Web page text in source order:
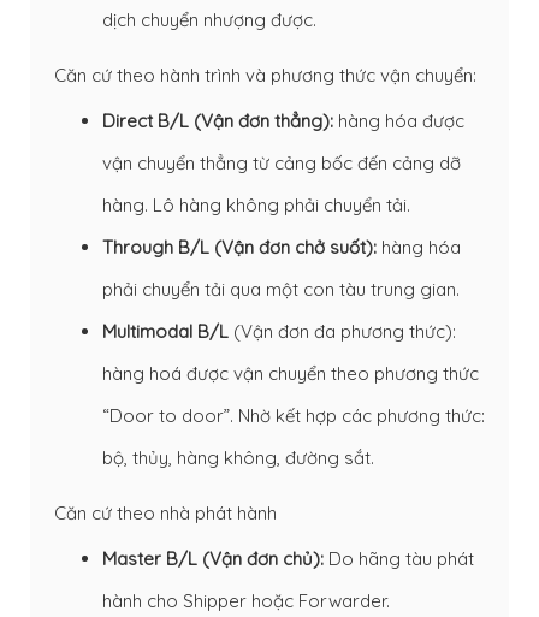
dịch chuyển nhượng được.
Căn cứ theo hành trình và phương thức vận chuyển:
Direct B/L (Vận đơn thẳng): hàng hóa được
vận chuyển thẳng từ cảng bốc đến cảng dỡ
hàng. Lô hàng không phải chuyển tải.
Through B/L (Vận đơn chở suốt): hàng hóa
phải chuyển tải qua một con tàu trung gian.
Multimodal B/L (Vận đơn đa phương thức):
hàng hoá được vận chuyển theo phương thức
“Door to door”. Nhờ kết hợp các phương thức:
bộ, thủy, hàng không, đường sắt.
Căn cứ theo nhà phát hành
Master B/L (Vận đơn chủ): Do hãng tàu phát
hành cho Shipper hoặc Forwarder.